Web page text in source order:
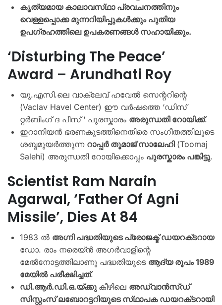
കൃത്യമായ കാലാവസ്‌ഥാ പ്രവചനത്തിനും
വെള്ളപ്പൊക്ക മുന്നറിയിപ്പുകൾക്കും പുതിയ
ഉപഗ്രഹത്തിലെ ഉപകരണങ്ങൾ സഹായിക്കും.
‘Disturbing The Peace’
Award – Arundhati Roy
യു.എസി.ലെ വാക്ലേവ് ഹവേൽ സെന്ററിന്റെ
(Vaclav Havel Center) ഈ വർഷത്തെ ‘ഡിസ്​
റ്റർബിംഗ് ദ പീസ് ‘ പുരസ്കാരം അരുന്ധതി റോയിക്ക്.
ഇറാനിയൻ ഭരണകൂടത്തിനെതിരെ സംഗീതത്തിലൂടെ
ശബ്ദമുയർത്തുന്ന റാപ്പർ തൂമാജ് സാലേഹി(Toomaj
Salehi) അരുന്ധതി റോയിക്കൊപ്പം പുരസ്കാരം പങ്കിട്ടു.
Scientist Ram Narain
Agarwal, ‘Father Of Agni
Missile’, Dies At 84
1983 ൽ അഗ്നി പദ്ധതിയുടെ പ്രോജക്ട് ഡയറക്‌ടറായ
ഡോ. രാം നരെയ്ൻ അഗർവാളിന്റെ
മേൽനോട്ടത്തിലാണു പദ്ധതിയുടെ ആദ്യ രൂപം 1989
മേയിൽ പരീക്ഷിച്ചത്.
ഡി.ആർ.ഡി.ഒ.യ്ക്കു കീഴിലെ അഡ്വാൻസ്ഡ്
സിസ്റ്റംസ് ലബോറട്ടറിയുടെ സ്‌ഥാപക ഡയറക്‌ടറായി